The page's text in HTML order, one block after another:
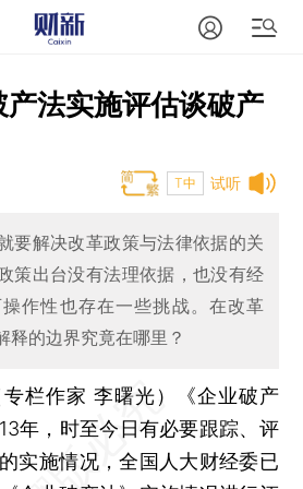
法实施评估谈破产
试听
T中
要解决改革政策与法律依据的关
策出台没有法理依据，也没有经
作性也存在一些挑战。在改革
释的边界究竟在哪里？
专栏作家 李曙光）
《企业破产
年，时至今日有必要跟踪、评
实施情况，全国人大财经委已